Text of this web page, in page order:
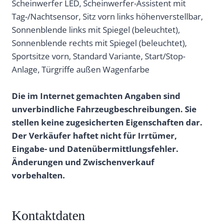
Scheinwerfer LED, Scheinwerfer-Assistent mit
Tag-/Nachtsensor, Sitz vorn links höhenverstellbar,
Sonnenblende links mit Spiegel (beleuchtet),
Sonnenblende rechts mit Spiegel (beleuchtet),
Sportsitze vorn, Standard Variante, Start/Stop-
Anlage, Türgriffe außen Wagenfarbe
Die im Internet gemachten Angaben sind
unverbindliche Fahrzeugbeschreibungen. Sie
stellen keine zugesicherten Eigenschaften dar.
Der Verkäufer haftet nicht für Irrtümer,
Eingabe- und Datenübermittlungsfehler.
Änderungen und Zwischenverkauf
vorbehalten.
Kontaktdaten